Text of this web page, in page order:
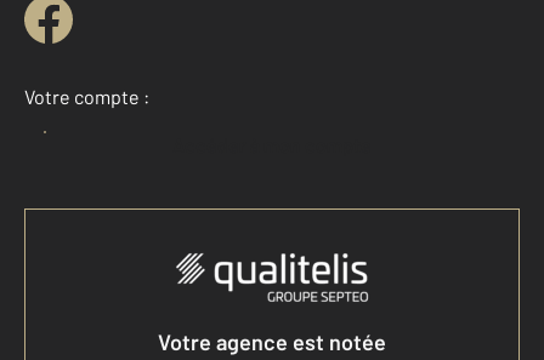
Votre compte :
Votre agence est notée